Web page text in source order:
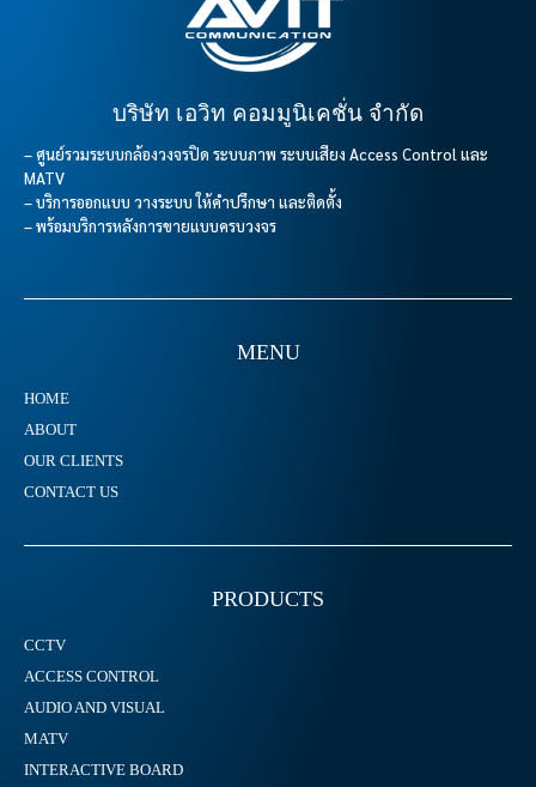
บริษัท เอวิท คอมมูนิเคชั่น จำกัด
– ศูนย์รวมระบบกล้องวงจรปิด ระบบภาพ ระบบเสียง Access Control และ
MATV
– บริการออกแบบ วางระบบ ให้คำปรึกษา และติดตั้ง
– พร้อมบริการหลังการขายแบบครบวงจร
MENU
HOME
ABOUT
OUR CLIENTS
CONTACT US
PRODUCTS
CCTV
ACCESS CONTROL
AUDIO AND VISUAL
MATV
INTERACTIVE BOARD